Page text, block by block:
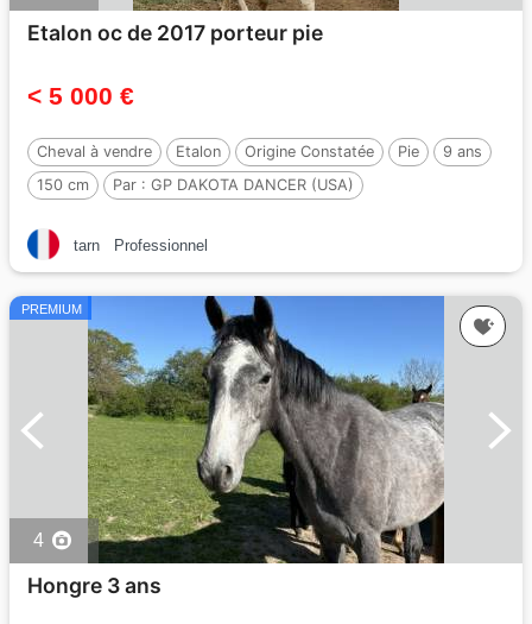
Etalon oc de 2017 porteur pie
< 5 000 €
Cheval à vendre Etalon Origine Constatée Pie
9 ans
150 cm
Par : GP DAKOTA DANCER (USA)
tarn Professionnel
PREMIUM
4
Hongre 3 ans